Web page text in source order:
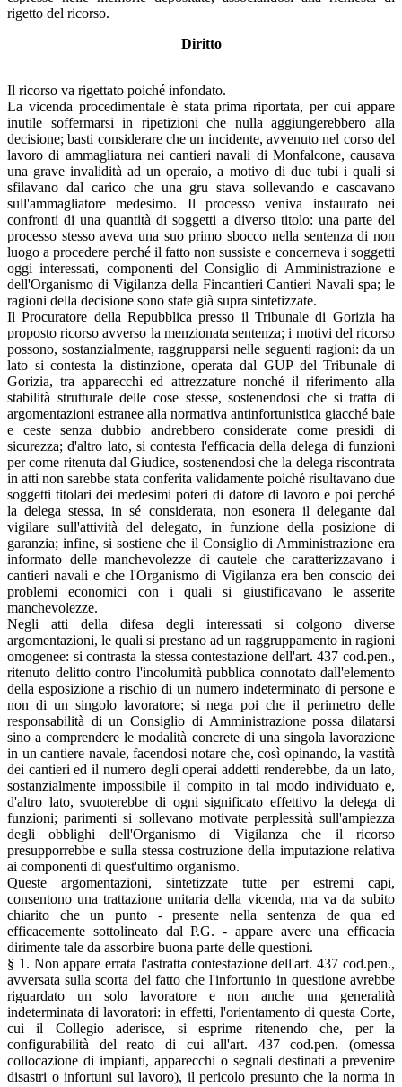
rigetto del ricorso.
Diritto
Il ricorso va rigettato poiché infondato.
La vicenda procedimentale è stata prima riportata, per cui appare
inutile soffermarsi in ripetizioni che nulla aggiungerebbero alla
decisione; basti considerare che un incidente, avvenuto nel corso del
lavoro di ammagliatura nei cantieri navali di Monfalcone, causava
una grave invalidità ad un operaio, a motivo di due tubi i quali si
sfilavano dal carico che una gru stava sollevando e cascavano
sull'ammagliatore medesimo. Il processo veniva instaurato nei
confronti di una quantità di soggetti a diverso titolo: una parte del
processo stesso aveva una suo primo sbocco nella sentenza di non
luogo a procedere perché il fatto non sussiste e concerneva i soggetti
oggi interessati, componenti del Consiglio di Amministrazione e
dell'Organismo di Vigilanza della Fincantieri Cantieri Navali spa; le
ragioni della decisione sono state già supra sintetizzate.
Il Procuratore della Repubblica presso il Tribunale di Gorizia ha
proposto ricorso avverso la menzionata sentenza; i motivi del ricorso
possono, sostanzialmente, raggrupparsi nelle seguenti ragioni: da un
lato si contesta la distinzione, operata dal GUP del Tribunale di
Gorizia, tra apparecchi ed attrezzature nonché il riferimento alla
stabilità strutturale delle cose stesse, sostenendosi che si tratta di
argomentazioni estranee alla normativa antinfortunistica giacché baie
e ceste senza dubbio andrebbero considerate come presidi di
sicurezza; d'altro lato, si contesta l'efficacia della delega di funzioni
per come ritenuta dal Giudice, sostenendosi che la delega riscontrata
in atti non sarebbe stata conferita validamente poiché risultavano due
soggetti titolari dei medesimi poteri di datore di lavoro e poi perché
la delega stessa, in sé considerata, non esonera il delegante dal
vigilare sull'attività del delegato, in funzione della posizione di
garanzia; infine, si sostiene che il Consiglio di Amministrazione era
informato delle manchevolezze di cautele che caratterizzavano i
cantieri navali e che l'Organismo di Vigilanza era ben conscio dei
problemi economici con i quali si giustificavano le asserite
manchevolezze.
Negli atti della difesa degli interessati si colgono diverse
argomentazioni, le quali si prestano ad un raggruppamento in ragioni
omogenee: si contrasta la stessa contestazione dell'art. 437 cod.pen.,
ritenuto delitto contro l'incolumità pubblica connotato dall'elemento
della esposizione a rischio di un numero indeterminato di persone e
non di un singolo lavoratore; si nega poi che il perimetro delle
responsabilità di un Consiglio di Amministrazione possa dilatarsi
sino a comprendere le modalità concrete di una singola lavorazione
in un cantiere navale, facendosi notare che, così opinando, la vastità
dei cantieri ed il numero degli operai addetti renderebbe, da un lato,
sostanzialmente impossibile il compito in tal modo individuato e,
d'altro lato, svuoterebbe di ogni significato effettivo la delega di
funzioni; parimenti si sollevano motivate perplessità sull'ampiezza
degli obblighi dell'Organismo di Vigilanza che il ricorso
presupporrebbe e sulla stessa costruzione della imputazione relativa
ai componenti di quest'ultimo organismo.
Queste argomentazioni, sintetizzate tutte per estremi capi,
consentono una trattazione unitaria della vicenda, ma va da subito
chiarito che un punto - presente nella sentenza de qua ed
efficacemente sottolineato dal P.G. - appare avere una efficacia
dirimente tale da assorbire buona parte delle questioni.
§ 1. Non appare errata l'astratta contestazione dell'art. 437 cod.pen.,
avversata sulla scorta del fatto che l'infortunio in questione avrebbe
riguardato un solo lavoratore e non anche una generalità
indeterminata di lavoratori: in effetti, l'orientamento di questa Corte,
cui il Collegio aderisce, si esprime ritenendo che, per la
configurabilità del reato di cui all'art. 437 cod.pen. (omessa
collocazione di impianti, apparecchi o segnali destinati a prevenire
disastri o infortuni sul lavoro), il pericolo presunto che la norma in